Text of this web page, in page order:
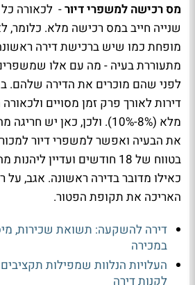
מס רכישה למשפרי דיור- לכאורה
שנייה חייב במס רכישה מלא. כלומר,
מופחת כמו שיש ברכישת דירה
מתעוררת בעיה - מה עם אלו שמשפרים
דירות לאורך פרק זמן מסויים
מלא (8%-10%). ולכן, כאן יש
את הבעיה ואפשר למשפרי דיור
בטווח של 18 חודשים ועדיין
כאילו מדובר בדירה ראשונה. אגב,
האריכה את תקופת הפטור.
דירה להשקעה: תשואת שכירות,
במכירה
העלויות הנלוות שמפילות
לקנות דירה